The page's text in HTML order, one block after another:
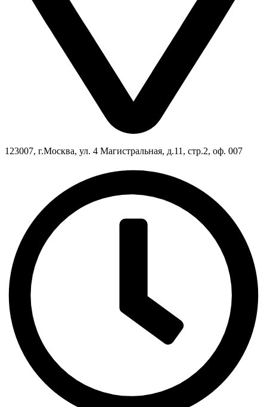
123007, г.Москва, ул. 4 Магистральная, д.11, стр.2, оф. 007